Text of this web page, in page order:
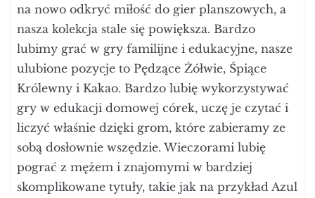
na nowo odkryć miłość do gier planszowych, a
nasza kolekcja stale się powiększa. Bardzo
lubimy grać w gry familijne i edukacyjne, nasze
ulubione pozycje to Pędzące Żółwie, Śpiące
Królewny i Kakao. Bardzo lubię wykorzystywać
gry w edukacji domowej córek, uczę je czytać i
liczyć właśnie dzięki grom, które zabieramy ze
sobą dosłownie wszędzie. Wieczorami lubię
pograć z mężem i znajomymi w bardziej
skomplikowane tytuły, takie jak na przykład Azul